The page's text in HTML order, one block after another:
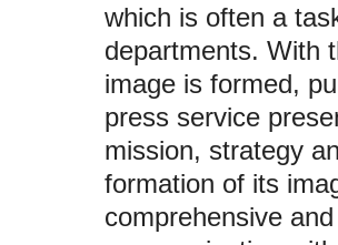
which is often a
departments. With
image is formed,
press service
mission, strategy
formation of its
comprehensive